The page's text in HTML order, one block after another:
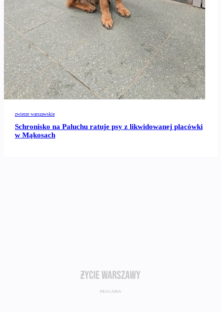
zwierze warszawskie
Schronisko na Paluchu ratuje psy z likwidowanej placówki
w Mąkosach